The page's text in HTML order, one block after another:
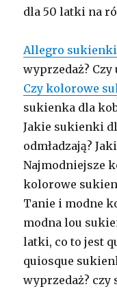
dla 50 latki na
Allegro sukienki
wyprzedaż?
Czy kolorowe
sukienka dla
Jakie sukienki
odmładzają?
Najmodniejsze
kolorowe
Tanie i modne
modna lou
latki, co to jest
quiosque
wyprzedaż? czy